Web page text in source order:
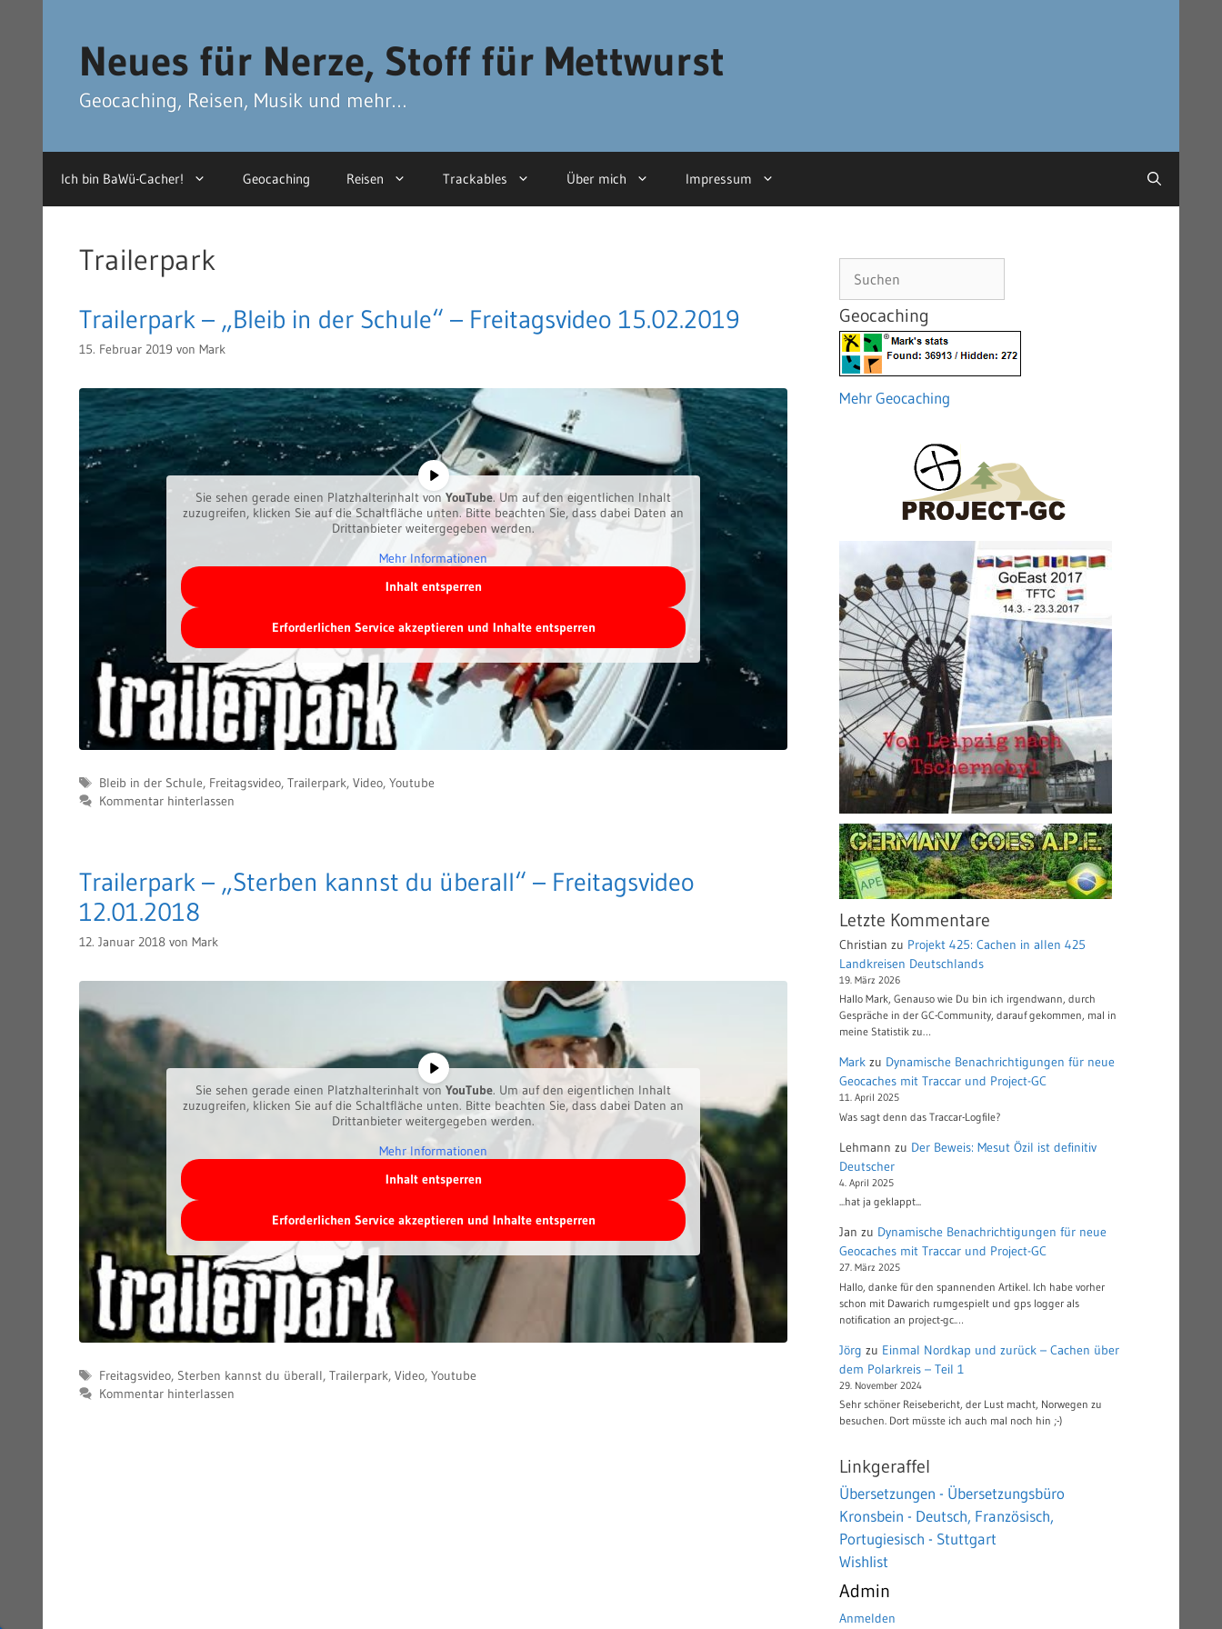
Neues für Nerze, Stoff für Mettwurst
Geocaching, Reisen, Musik und mehr…
Ich bin BaWü-Cacher! Geocaching Reisen Trackables Über mich Impressum
Trailerpark
Trailerpark – „Bleib in der Schule“ – Freitagsvideo 15.02.2019
15. Februar 2019 von Mark
Sie sehen gerade einen Platzhalterinhalt von YouTube. Um auf den eigentlichen Inhalt
zuzugreifen, klicken Sie auf die Schaltfläche unten. Bitte beachten Sie, dass dabei Daten an
Drittanbieter weitergegeben werden.
Mehr Informationen
Inhalt entsperren
Erforderlichen Service akzeptieren und Inhalte entsperren
Schlagwörter
Bleib in der Schule, Freitagsvideo, Trailerpark, Video, Youtube
Kommentar hinterlassen
Trailerpark – „Sterben kannst du überall“ – Freitagsvideo
12.01.2018
12. Januar 2018 von Mark
Sie sehen gerade einen Platzhalterinhalt von YouTube. Um auf den eigentlichen Inhalt
zuzugreifen, klicken Sie auf die Schaltfläche unten. Bitte beachten Sie, dass dabei Daten an
Drittanbieter weitergegeben werden.
Mehr Informationen
Inhalt entsperren
Erforderlichen Service akzeptieren und Inhalte entsperren
Schlagwörter
Freitagsvideo, Sterben kannst du überall, Trailerpark, Video, Youtube
Kommentar hinterlassen
Geocaching
Mehr Geocaching
Letzte Kommentare
Christian zu Projekt 425: Cachen in allen 425
Landkreisen Deutschlands
19. März 2026
Hallo Mark, Genauso wie Du bin ich irgendwann, durch
Gespräche in der GC-Community, darauf gekommen, mal in
meine Statistik zu…
Mark zu Dynamische Benachrichtigungen für neue
Geocaches mit Traccar und Project-GC
11. April 2025
Was sagt denn das Traccar-Logfile?
Lehmann zu Der Beweis: Mesut Özil ist definitiv
Deutscher
4. April 2025
...hat ja geklappt...
Jan zu Dynamische Benachrichtigungen für neue
Geocaches mit Traccar und Project-GC
27. März 2025
Hallo, danke für den spannenden Artikel. Ich habe vorher
schon mit Dawarich rumgespielt und gps logger als
notification an project-gc.…
Jörg zu Einmal Nordkap und zurück – Cachen über
dem Polarkreis – Teil 1
29. November 2024
Sehr schöner Reisebericht, der Lust macht, Norwegen zu
besuchen. Dort müsste ich auch mal noch hin ;-)
Linkgeraffel
Übersetzungen - Übersetzungsbüro
Kronsbein - Deutsch, Französisch,
Portugiesisch - Stuttgart
Wishlist
Admin
Anmelden